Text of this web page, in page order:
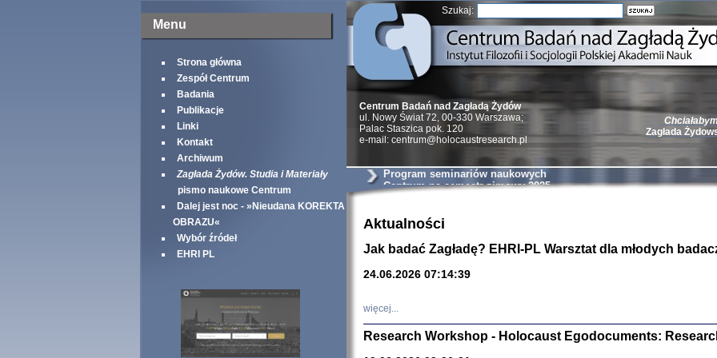
Menu
Strona główna
Zespół Centrum
Badania
Publikacje
Linki
Kontakt
Archiwum
Zagłada Żydów. Studia i Materiały
pismo naukowe Centrum
Dalej jest noc - »Nieudana KOREKTA
OBRAZU«
Wybór źródeł
EHRI PL
Szukaj:
Zagłada
Żydzi w
Natalia Aleksiun,
Deborah Dash
Turski, Laurence
Centrum Badań nad Zagładą Żydów
ul. Nowy Świat 72, 00-330 Warszawa;
Palac Staszica pok. 120
e-mail: centrum@holocaustresearch.pl
Program seminariów naukowych
Centrum na semestr zimowy 2025
Aktualności
Jak badać Zagładę? EHRI-PL Warsztat dla młodych
24.06.2026 07:14:39
więcej...
Research Workshop - Holocaust Egodocuments: